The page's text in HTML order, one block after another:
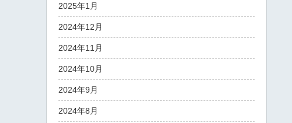
2025年1月
2024年12月
2024年11月
2024年10月
2024年9月
2024年8月